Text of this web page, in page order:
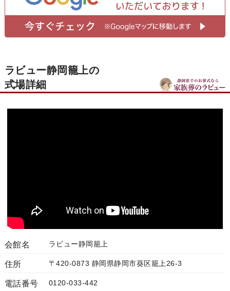
ラビュー静岡籠上の
式場詳細
会館名 ラビュー静岡籠上
住所 〒420-0873 静岡県静岡市葵区籠上26-3
電話番号 0120-033-442